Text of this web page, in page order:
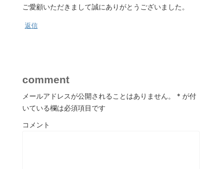
ご愛顧いただきまして誠にありがとうございました。
返信
comment
メールアドレスが公開されることはありません。 * が付
いている欄は必須項目です
コメント